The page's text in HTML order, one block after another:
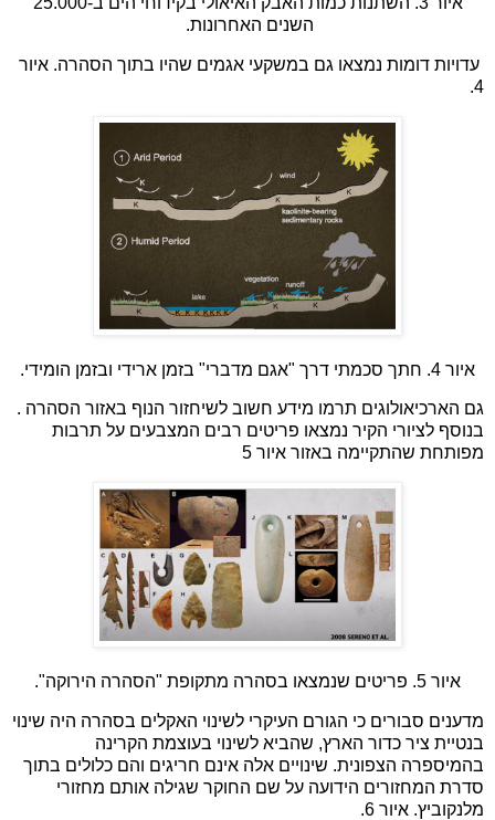
השנים האחרונות.
עדויות דומות נמצאו גם במשקעי אגמים שהיו בתוך הסהרה. איור
4.
איור 4. חתך סכמתי דרך "אגם מדברי" בזמן ארידי ובזמן הומידי.
גם הארכיאולוגים תרמו מידע חשוב לשיחזור הנוף באזור הסהרה .
בנוסף לציורי הקיר נמצאו פריטים רבים המצבעים על תרבות
מפותחת שהתקיימה באזור איור 5
איור 5. פריטים שנמצאו בסהרה מתקופת "הסהרה הירוקה".
מדענים סבורים כי הגורם העיקרי לשינוי האקלים בסהרה היה שינוי
בנטיית ציר כדור הארץ, שהביא לשינוי בעוצמת הקרינה
בהמיספרה הצפונית. שינויים אלה אינם חריגים והם כלולים בתוך
סדרת המחזורים הידועה על שם החוקר שגילה אותם מחזורי
מלנקוביץ. איור 6.